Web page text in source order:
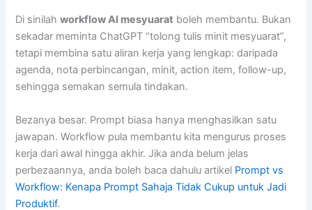
Di sinilahworkflow AI mesyuarat boleh membantu. Bukan
sekadar meminta ChatGPT “tolong tulis minit mesyuarat”,
tetapi membina satu aliran kerja yang lengkap: daripada
agenda, nota perbincangan, minit, action item, follow-up,
sehingga semakan semula tindakan.
Bezanya besar. Prompt biasa hanya menghasilkan satu
jawapan. Workflow pula membantu kita mengurus proses
kerja dari awal hingga akhir. Jika anda belum jelas
perbezaannya, anda boleh baca dahulu artikel Prompt vs
Workflow: Kenapa Prompt Sahaja Tidak Cukup untuk Jadi
Produktif.